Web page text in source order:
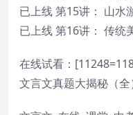
已上线 第15讲： 山水
已上线 第16讲： 传统
在线试看：
文言文真题大揭秘（全